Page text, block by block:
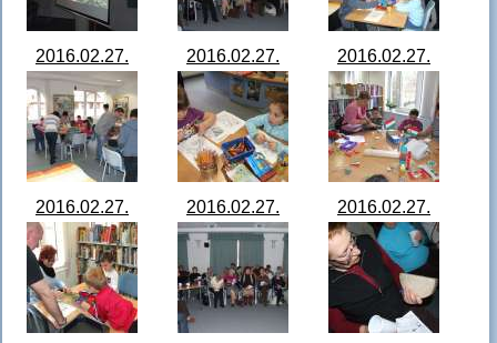
2016.02.27.
Szabad szombat
a könyvtárban
DSCF4779.JPG
2016.02.27.
Szabad szombat
a könyvtárban
DSCF4780.JPG
2016.02.27.
Szabad szombat
a könyvtárban
DSCF4783.JPG
2016.02.27.
Szabad szombat
a könyvtárban
DSCF4784.JPG
2016.02.27.
Szabad szombat
a könyvtárban
DSCF4787.JPG
2016.02.27.
Szabad szombat
a könyvtárban
DSCF4789.JPG